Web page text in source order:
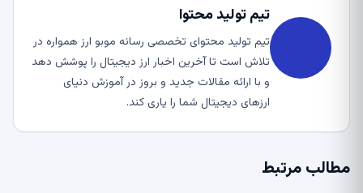
تیم تولید محتوا
تیم تولید محتوای تخصصی رسانه موبو ارز همواره در
تلاش است تا آخرین اخبار ارز دیجیتال را پوشش دهد
و با ارائه مقالات جدید و بروز در آموزش دنیای
ارزهای دیجیتال شما را یاری کند.
مطالب مرتبط